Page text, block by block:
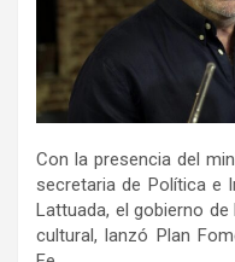
Con la presencia del
secretaria de Política e
Lattuada, el gobierno
cultural, lanzó Plan